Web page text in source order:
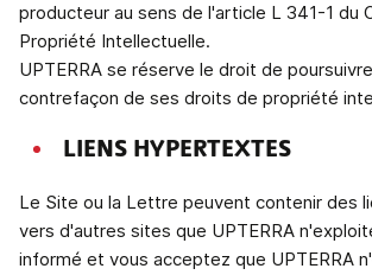
producteur au sens de l'article L 341-1 du
Propriété Intellectuelle.
UPTERRA se réserve le droit de
contrefaçon de ses droits de propriété
LIENS HYPERTEXTES
Le Site ou la Lettre peuvent contenir des
vers d'autres sites que UPTERRA
informé et vous acceptez que UPTERRA